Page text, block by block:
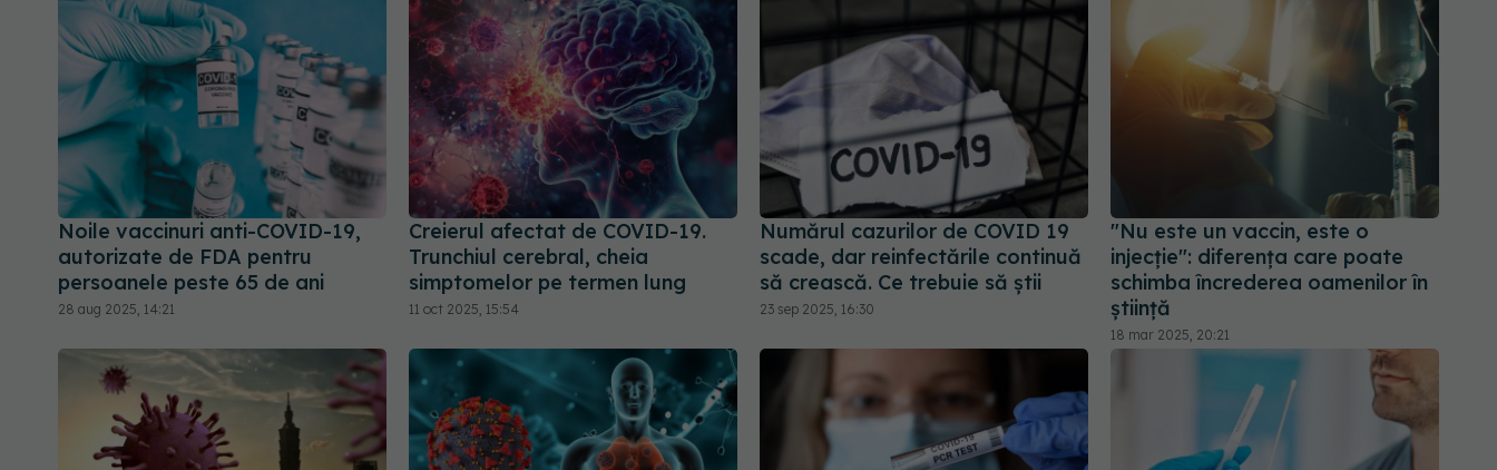
Noile vaccinuri anti-COVID-19,
autorizate de FDA pentru
persoanele peste 65 de ani
28 aug 2025, 14:21
Creierul afectat de COVID-19.
Trunchiul cerebral, cheia
simptomelor pe termen lung
11 oct 2025, 15:54
Numărul cazurilor de COVID 19
scade, dar reinfectările continuă
să crească. Ce trebuie să știi
23 sep 2025, 16:30
"Nu este un vaccin, este o
injecție": diferența care poate
schimba încrederea oamenilor în
știință
18 mar 2025, 20:21